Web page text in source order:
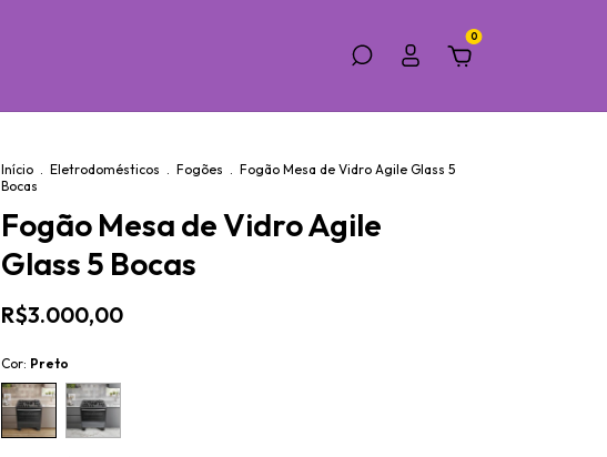
0
Início . Eletrodomésticos . Fogões . Fogão Mesa de Vidro Agile Glass 5
Bocas
Fogão Mesa de Vidro Agile
Glass 5 Bocas
R$3.000,00
Cor: Preto